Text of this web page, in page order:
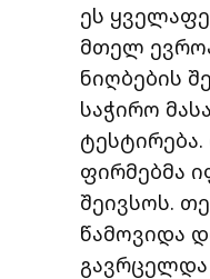
ეს
მთელ
ნიღბების
საჭირო
ფირმებმა
შეივსოს.
წამოვიდა
გავრცელდა